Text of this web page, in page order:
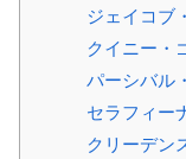
ジェイコブ
クイニー・
パーシバル
セラフィー
クリーデン